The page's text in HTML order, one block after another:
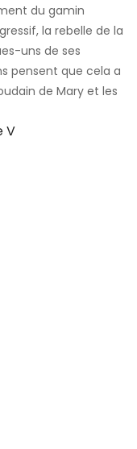
du gamin
la rebelle de la
uns de ses
pensent que cela a
de Mary et les
V